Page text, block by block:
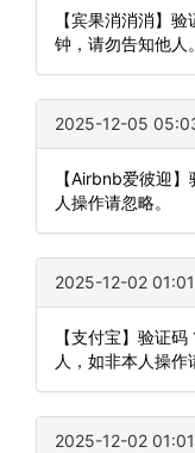
【宾果消消消】
钟，请勿告知他人。
2025-12-05
【Airbnb爱彼迎
人操作请忽略。
2025-12-02
【支付宝】验证
人，如非本人操作
2025-12-02